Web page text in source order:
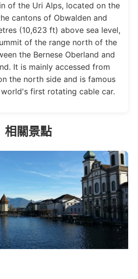
of the Uri Alps, located on the
cantons of Obwalden and
(10,623 ft) above sea level,
of the range north of the
the Bernese Oberland and
It is mainly accessed from
the north side and is famous
first rotating cable car.
相關景點